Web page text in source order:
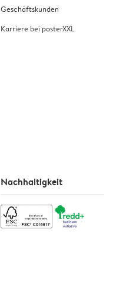
Geschäftskunden
Karriere bei posterXXL
Nachhaltigkeit